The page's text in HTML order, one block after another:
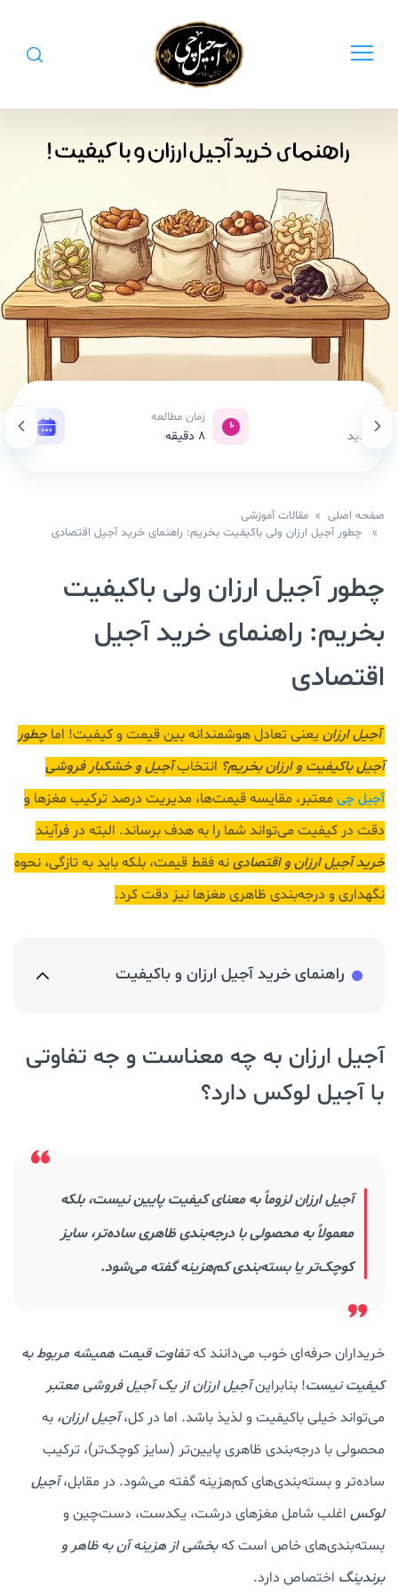
بازدید زمان مطالعه
8 دقیقه 18 خرداد 1405
صفحه اصلی » مقالات آموزشی
» چطور آجیل ارزان ولی باکیفیت بخریم: راهنمای خرید آجیل اقتصادی
چطور آجیل ارزان ولی باکیفیت
بخریم: راهنمای خرید آجیل
اقتصادی
آجیل ارزان یعنی تعادل هوشمندانه بین قیمت و کیفیت! اماچطور
آجیل باکیفیت و ارزان بخریم؟ انتخابآجیل و خشکبار فروشی
آجیل چی معتبر، مقایسه قیمت‌ها، مدیریت درصد ترکیب مغزها و
دقت در کیفیت می‌تواند شما را به هدف برساند. البته در فرآیند
خرید آجیل ارزان و اقتصادینه فقط قیمت، بلکه باید به تازگی، نحوه
نگهداری و درجه‌بندی ظاهری مغزها نیز دقت کرد.
راهنمای خرید آجیل ارزان و باکیفیت
آجیل ارزان به چه معناست و جه تفاوتی
با آجیل لوکس دارد؟
آجیل ارزان لزوماً به معنای کیفیت پایین نیست، بلکه
معمولاً به محصولی با درجه‌بندی ظاهری ساده‌تر، سایز
کوچک‌تر یا بسته‌بندی کم‌هزینه گفته می‌شود.
خریداران حرفه‌ای خوب می‌دانند کهتفاوت قیمت همیشه مربوط به
کیفیت نیست! بنابراینآجیل ارزان از یک آجیل فروشی معتبر
می‌تواند خیلی باکیفیت و لذیذ باشد. اما در کل،آجیل ارزان، به
محصولی با درجه‌بندی ظاهری پایین‌تر (سایز کوچک‌تر)، ترکیب
ساده‌تر و بسته‌بندی‌های کم‌هزینه گفته می‌شود. در مقابل،آجیل
لوکس اغلب شامل مغزهای درشت، یکدست، دست‌چین و
بسته‌بندی‌های خاص است کهبخشی از هزینه آن به ظاهر و
برندینگ اختصاص دارد.